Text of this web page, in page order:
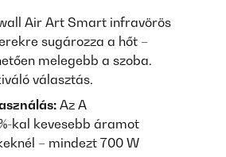
Air Art Smart infravörös
sugározza a hőt –
melegebb a szoba.
választás.
Az A
kal kevesebb áramot
– mindezt 700 W